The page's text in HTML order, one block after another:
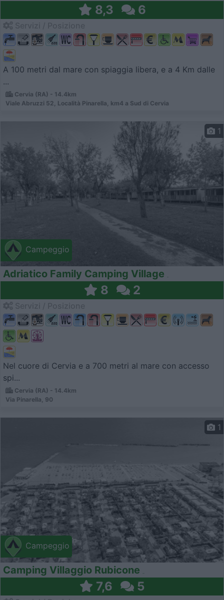
8,3 6
A 100 metri dal mare con spiaggia libera, e a 4 Km dalle
...
Cervia (RA) - 14.4km
Viale Abruzzi 52, Località Pinarella, km4 a Sud di Cervia
Campeggio
1
Adriatico Family Camping Village
8 2
Nel cuore di Cervia e a 700 metri al mare con accesso
spi...
Cervia (RA) - 14.4km
Via Pinarella, 90
Campeggio
1
Camping Villaggio Rubicone
7,6 5